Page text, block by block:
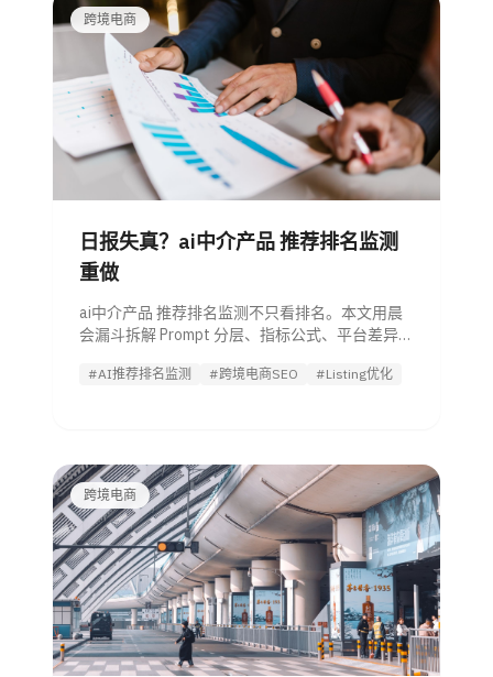
跨境电商
日报失真？ai中介产品 推荐排名监测
重做
ai中介产品 推荐排名监测不只看排名。本文用晨
会漏斗拆解 Prompt 分层、指标公式、平台差异和
用 Listing优化 Agent。
#AI推荐排名监测 #跨境电商SEO #Listing优化
跨境电商